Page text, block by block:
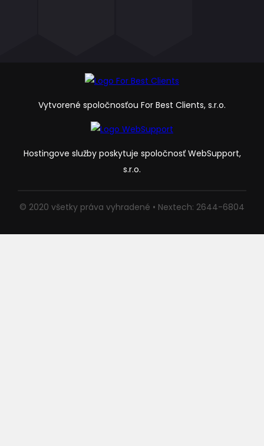
Vytvorené spoločnosťou For Best Clients, s.r.o.
Hostingove služby poskytuje spoločnosť WebSupport,
s.r.o.
© 2020 všetky práva vyhradené • Nextech: 2644-6804